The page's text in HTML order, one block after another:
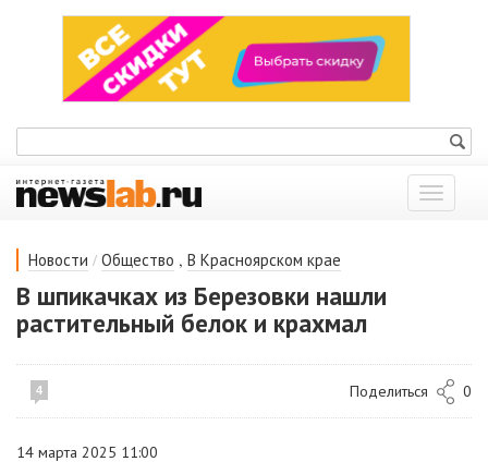
Показать
меню
Новости / Общество , В Красноярском крае
В шпикачках из Березовки нашли
растительный белок и крахмал
4 Поделиться 0
14 марта 2025 11:00